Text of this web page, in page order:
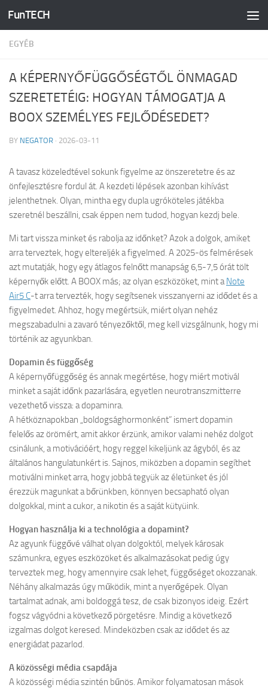
Skip to content
FunTECH
EGYÉB
A KÉPERNYŐFÜGGŐSÉGTŐL ÖNMAGAD
SZERETETÉIG: HOGYAN TÁMOGATJA A
BOOX SZEMÉLYES FEJLŐDÉSEDET?
BY NEGATOR · 2026-03-11
A tavasz közeledtével sokunk figyelme az önszeretetre és az
önfejlesztésre fordul át. A kezdeti lépések azonban kihívást
jelenthetnek. Olyan, mintha egy dupla ugróköteles játékba
szeretnél beszállni, csak éppen nem tudod, hogyan kezdj bele.
Mi tart vissza minket és rabolja az időnket? Azok a dolgok, amiket
arra terveztek, hogy eltereljék a figyelmed. A 2025-ös felmérések
azt mutatják, hogy egy átlagos felnőtt manapság 6,5-7,5 órát tölt
képernyők előtt. A BOOX más; az olyan eszközöket, mint aNote
Air5 C-t arra tervezték, hogy segítsenek visszanyerni az idődet és a
figyelmedet. Ahhoz, hogy megértsük, miért olyan nehéz
megszabadulni a zavaró tényezőktől, meg kell vizsgálnunk, hogy mi
történik az agyunkban.
Dopamin és függőség
A képernyőfüggőség és annak megértése, hogy miért motivál
minket a saját időnk pazarlására, egyetlen neurotranszmitterre
vezethető vissza: a dopaminra.
A hétköznapokban „boldogsághormonként” ismert dopamin
felelős az örömért, amit akkor érzünk, amikor valami nehéz dolgot
csinálunk, a motivációért, hogy reggel kikeljünk az ágyból, és az
általános hangulatunkért is. Sajnos, miközben a dopamin segíthet
motiválni minket arra, hogy jobbá tegyük az életünket és jól
érezzük magunkat a bőrünkben, könnyen becsapható olyan
dolgokkal, mint a cukor, a nikotin és a saját kütyüink.
Hogyan használja ki a technológia a dopamint?
Az agyunk függővé válhat olyan dolgoktól, melyek károsak
számunkra, egyes eszközöket és alkalmazásokat pedig úgy
terveztek meg, hogy amennyire csak lehet, függőséget okozzanak.
Néhány alkalmazás úgy működik, mint a nyerőgépek. Olyan
tartalmat adnak, ami boldoggá tesz, de csak bizonyos ideig. Ezért
fogsz vágyódni a következő pörgetésre. Mindig a következő
izgalmas dolgot keresed. Mindeközben csak az idődet és az
energiádat pazarlod.
A közösségi média csapdája
A közösségi média szintén bűnös. Amikor folyamatosan mások